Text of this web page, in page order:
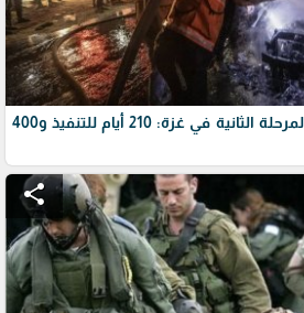
تفاصيل جديدة حول اتفاق المرحلة الثانية في غزة: 210 أيام للتنفيذ و400
share